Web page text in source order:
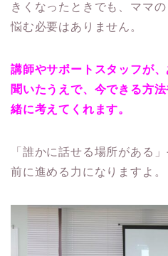
きくなったときでも、ママ
悩む必要はありません。
講師やサポートスタッフが
聞いたうえで、今できる方
緒に考えてくれます。
「誰かに話せる場所がある
前に進める力になりますよ。